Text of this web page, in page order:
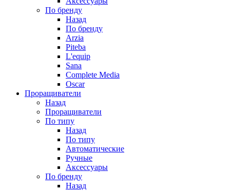
По бренду
Назад
По бренду
Arzia
Piteba
L'equip
Sana
Complete Media
Oscar
Проращиватели
Назад
Проращиватели
По типу
Назад
По типу
Автоматические
Ручные
Аксессуары
По бренду
Назад